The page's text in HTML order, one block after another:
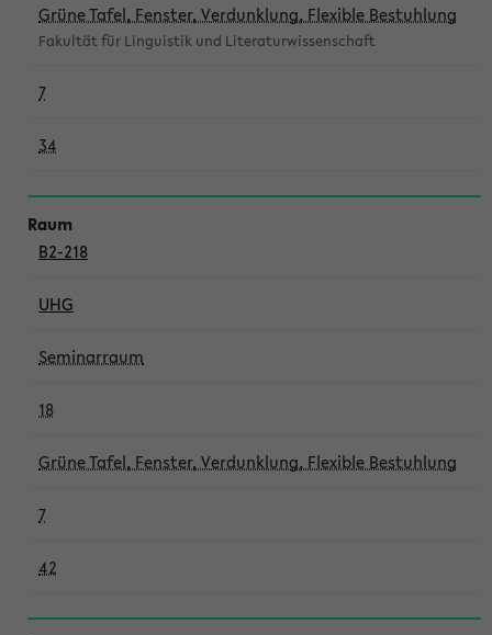
Grüne Tafel, Fenster, Verdunklung, Flexible Bestuhlung
Fakultät für Linguistik und Literaturwissenschaft
7
34
B2-218
UHG
Seminarraum
18
Grüne Tafel, Fenster, Verdunklung, Flexible Bestuhlung
7
42